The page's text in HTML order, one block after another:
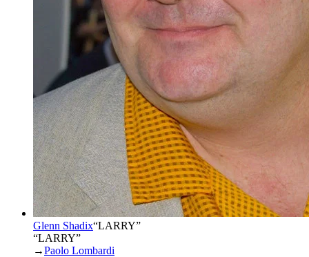
Glenn Shadix“LARRY”
“LARRY”
→Paolo Lombardi